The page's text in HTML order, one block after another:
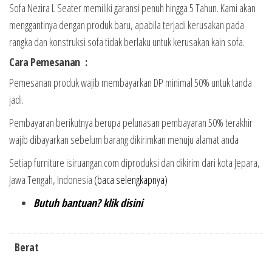
Sofa Nezira L Seater memiliki garansi penuh hingga 5 Tahun. Kami akan
menggantinya dengan produk baru, apabila terjadi kerusakan pada
rangka dan konstruksi sofa tidak berlaku untuk kerusakan kain sofa.
Cara Pemesanan :
Pemesanan produk wajib membayarkan DP minimal 50% untuk tanda
jadi.
Pembayaran berikutnya berupa pelunasan pembayaran 50% terakhir
wajib dibayarkan sebelum barang dikirimkan menuju alamat anda
Setiap furniture isiruangan.com diproduksi dan dikirim dari kota Jepara,
Jawa Tengah, Indonesia (baca selengkapnya)
Butuh bantuan? klik disini
Berat